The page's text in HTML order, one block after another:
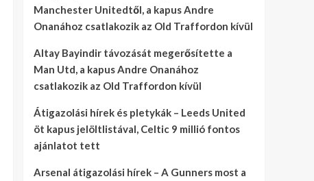
Manchester Unitedtől, a kapus Andre
Onanához csatlakozik az Old Traffordon kívül
Altay Bayindir távozását megerősítette a
Man Utd, a kapus Andre Onanához
csatlakozik az Old Traffordon kívül
Átigazolási hírek és pletykák – Leeds United
öt kapus jelöltlistával, Celtic 9 millió fontos
ajánlatot tett
Arsenal átigazolási hírek – A Gunners most a